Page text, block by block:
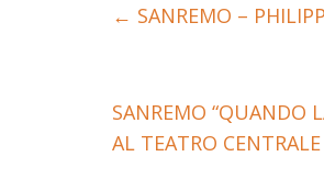
← SANREMO –
SANREMO “QUANDO
AL TEATRO CENTRALE